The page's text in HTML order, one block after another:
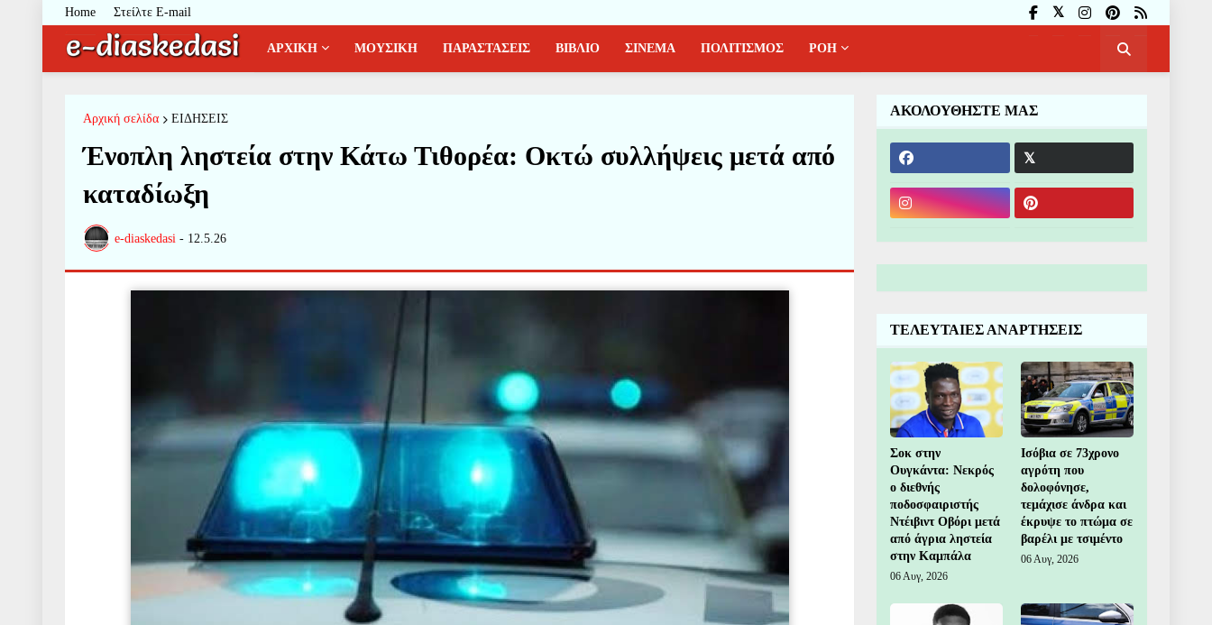
Home Στείλτε E-mail
ΑΡΧΙΚΗ ΜΟΥΣΙΚΗ ΠΑΡΑΣΤΑΣΕΙΣ ΒΙΒΛΙΟ ΣΙΝΕΜΑ ΠΟΛΙΤΙΣΜΟΣ ΡΟΗ
Αρχική σελίδα ΕΙΔΗΣΕΙΣ
Ένοπλη ληστεία στην Κάτω Τιθορέα: Οκτώ συλλήψεις μετά από
καταδίωξη
e-diaskedasi - 12.5.26
ΑΚΟΛΟΥΘΗΣΤΕ ΜΑΣ
ΤΕΛΕΥΤΑΙΕΣ ΑΝΑΡΤΗΣΕΙΣ
Σοκ στην
Ουγκάντα: Νεκρός
ο διεθνής
ποδοσφαιριστής
Ντέιβιντ Οβόρι μετά
από άγρια ληστεία
στην Καμπάλα
06 Αυγ, 2026
Ισόβια σε 73χρονο
αγρότη που
δολοφόνησε,
τεμάχισε άνδρα και
έκρυψε το πτώμα σε
βαρέλι με τσιμέντο
06 Αυγ, 2026